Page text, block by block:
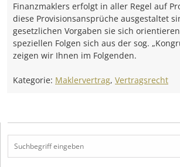
Finanzmaklers erfolgt in aller Regel auf
diese Provisionsansprüche ausgestaltet
gesetzlichen Vorgaben sie sich
speziellen Folgen sich aus der sog.
zeigen wir Ihnen im Folgenden.
Kategorie: Maklervertrag, Vertragsrecht